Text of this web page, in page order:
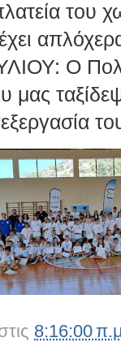
του
Ο
μας
8:16:00